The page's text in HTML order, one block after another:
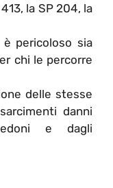
la SP 204, la
pericoloso sia
chi le percorre
delle stesse
danni
e dagli